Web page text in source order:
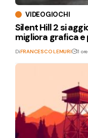
VIDEOGIOCHI
Silent Hill 2 si
migliora grafica
DiFRANCESCO LEMURI 11